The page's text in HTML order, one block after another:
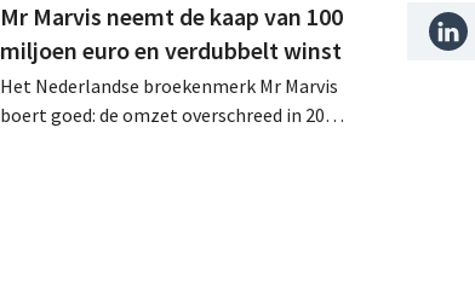
Mr Marvis neemt de kaap van 100
miljoen euro en verdubbelt winst
Het Nederlandse broekenmerk Mr Marvis
boert goed: de omzet overschreed in 2025